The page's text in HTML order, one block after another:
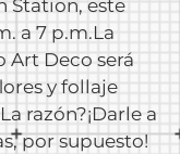
Station, este
a 7 p.m.La
Deco será
y follaje
razón?¡Darle a
por supuesto!